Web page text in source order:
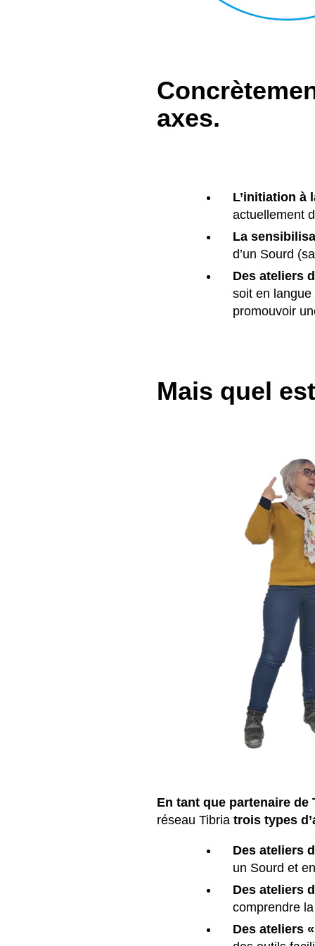
axes.
L’initiation à
actuellement
La
d’un Sourd
Des ateliers
soit en
promouvoir
Mais quel
En tant que partenaire de
réseau Tibria trois types
Des ateliers
un Sourd et
Des ateliers
comprendre
Des ateliers